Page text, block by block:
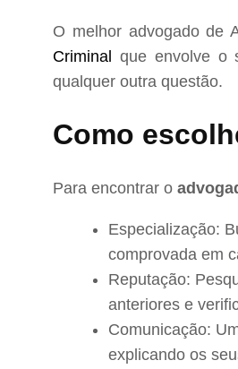
O melhor advogado de
Criminal que envolve o
qualquer outra questão.
Como
Para encontrar o
Especialização:
comprovada em
Reputação:
anteriores e
Comunicação:
explicando os